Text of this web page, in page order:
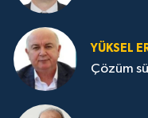
YÜKSEL
Çözüm